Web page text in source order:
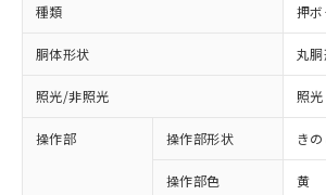
種類 押
胴体形状 丸
照光/非照光 照光
操作部 操作部形状 き
操作部色 黄